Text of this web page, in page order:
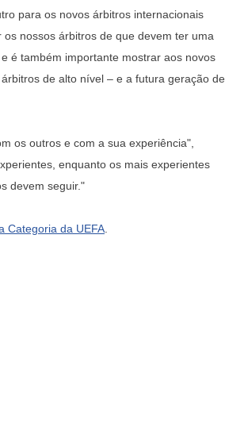
para os novos árbitros internacionais
nossos árbitros de que devem ter uma
é também importante mostrar aos novos
de alto nível – e a futura geração de
os outros e com a sua experiência",
enquanto os mais experientes
devem seguir."
Categoria da UEFA